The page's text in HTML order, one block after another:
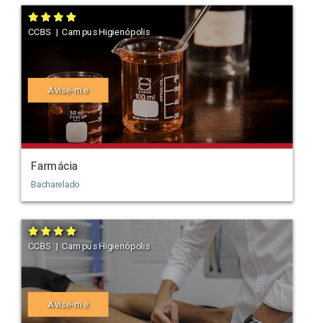
CCBS | Campus Higienópolis
Avise-me
Farmácia
Bacharelado
CCBS | Campus Higienópolis
Avise-me